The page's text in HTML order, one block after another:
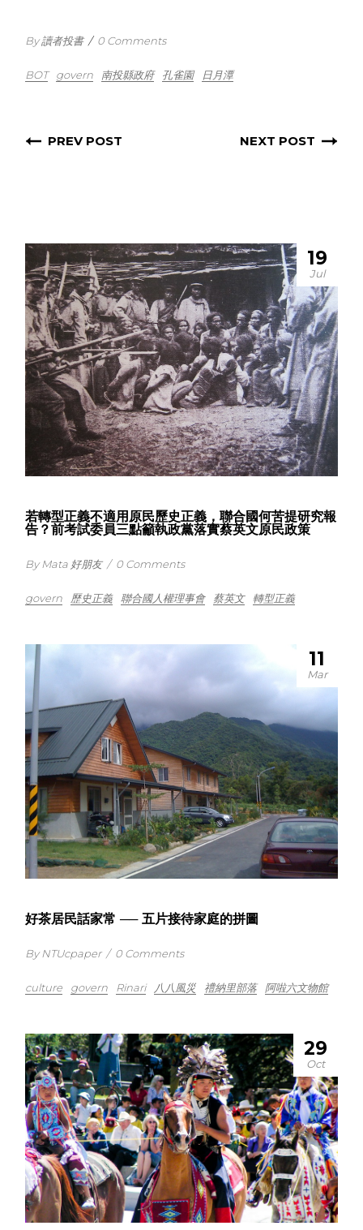
By 讀者投書 / 0 Comments
BOT govern 南投縣政府 孔雀園 日月潭
PREV POST NEXT POST
19
Jul
若轉型正義不適用原民歷史正義，聯合國何苦提研究報
告？前考試委員三點籲執政黨落實蔡英文原民政策
By Mata 好朋友 / 0 Comments
govern 歷史正義 聯合國人權理事會 蔡英文 轉型正義
11
Mar
好茶居民話家常 ── 五片接待家庭的拼圖
By NTUcpaper / 0 Comments
culture govern Rinari 八八風災 禮納里部落 阿啦六文物館
29
Oct